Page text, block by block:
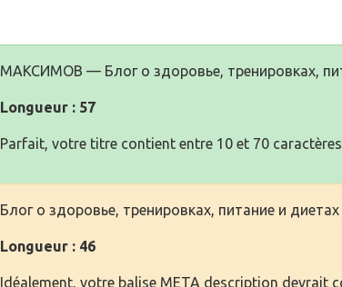
МАКСИМОВ — Блог о здоровье, тренировках,
Longueur : 57
Parfait, votre titre contient entre 10 et 70
Блог о здоровье, тренировках, питание и диетах
Longueur : 46
Idéalement, votre balise META description devrait